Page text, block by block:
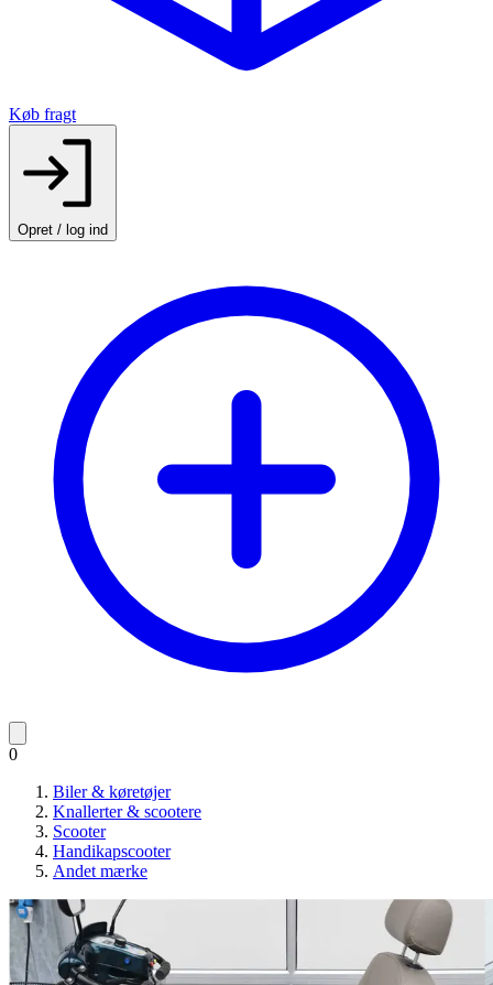
Køb fragt
Opret / log ind
0
Biler & køretøjer
Knallerter & scootere
Scooter
Handikapscooter
Andet mærke